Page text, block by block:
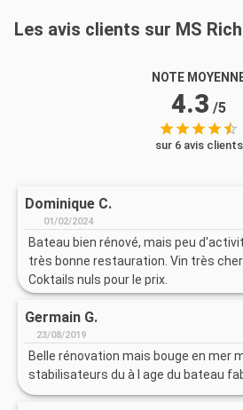
Les avis clients sur MS
NOTE
4.3 /5
sur 6 avis clients
Dominique C.
01/02/2024
Bateau bien rénové, mais peu
très bonne restauration. Vin très
Coktails nuls pour le prix.
Germain G.
23/08/2019
Belle rénovation mais bouge en mer
stabilisateurs du à l age du bateau